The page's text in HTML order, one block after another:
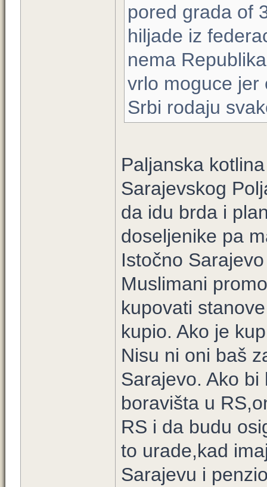
pored grada of
hiljade iz
nema
vrlo moguce jer
Srbi rodaju
Paljanska
Sarajevskog
da idu brda i
doseljenike pa
Istočno
Muslimani
kupovati
kupio. Ako je
Nisu ni oni baš
Sarajevo. Ako
boravišta u
RS i da budu
to urade,kad
Sarajevu i